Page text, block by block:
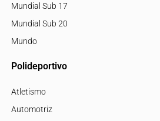
Mundial Sub 17
Mundial Sub 20
Mundo
Polideportivo
Atletismo
Automotriz